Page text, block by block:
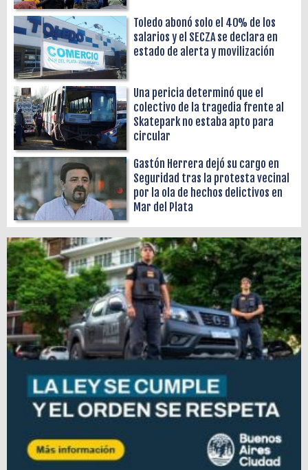
Toledo abonó solo el 40% de los
salarios y el SECZA se declara en
estado de alerta y movilización
Una pericia determinó que el
colectivo de la tragedia frente al
Skatepark no estaba apto para
circular
Gastón Herrera dejó su cargo en
Seguridad tras la protesta vecinal
por la ola de hechos delictivos en
Mar del Plata